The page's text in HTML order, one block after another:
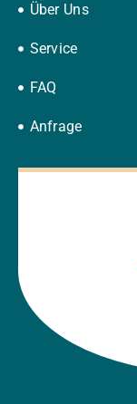
Über Uns
Service
FAQ
Anfrage